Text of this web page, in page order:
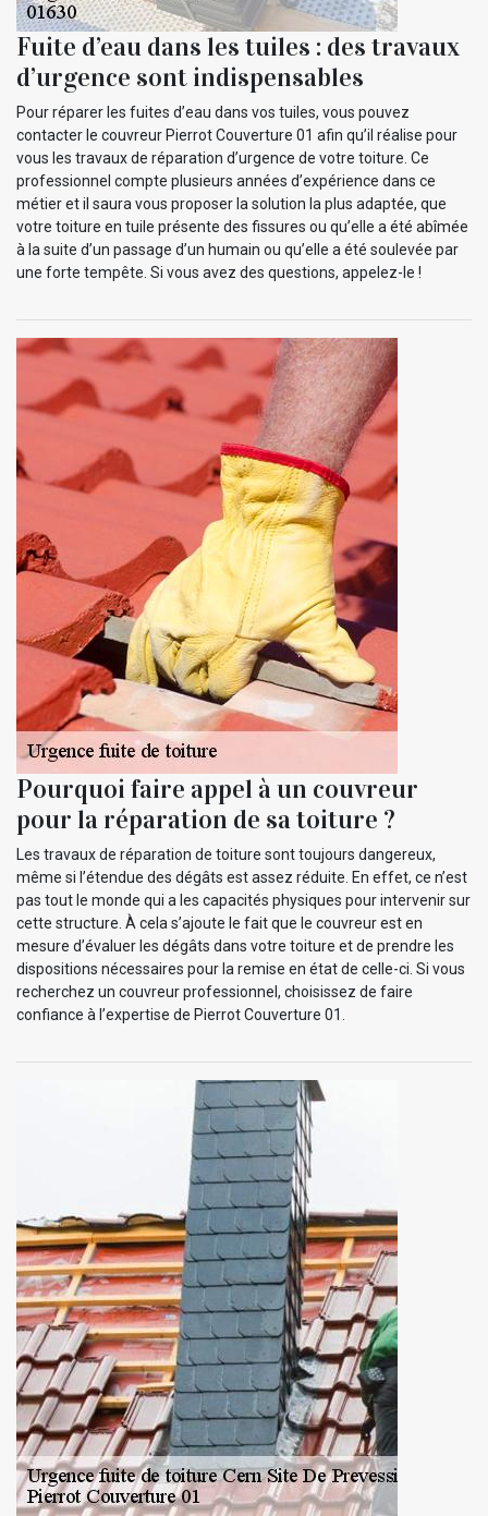
Fuite d’eau dans les tuiles : des travaux
d’urgence sont indispensables
Pour réparer les fuites d’eau dans vos tuiles, vous pouvez
contacter le couvreur Pierrot Couverture 01 afin qu’il réalise pour
vous les travaux de réparation d’urgence de votre toiture. Ce
professionnel compte plusieurs années d’expérience dans ce
métier et il saura vous proposer la solution la plus adaptée, que
votre toiture en tuile présente des fissures ou qu’elle a été abîmée
à la suite d’un passage d’un humain ou qu’elle a été soulevée par
une forte tempête. Si vous avez des questions, appelez-le !
Pourquoi faire appel à un couvreur
pour la réparation de sa toiture ?
Les travaux de réparation de toiture sont toujours dangereux,
même si l’étendue des dégâts est assez réduite. En effet, ce n’est
pas tout le monde qui a les capacités physiques pour intervenir sur
cette structure. À cela s’ajoute le fait que le couvreur est en
mesure d’évaluer les dégâts dans votre toiture et de prendre les
dispositions nécessaires pour la remise en état de celle-ci. Si vous
recherchez un couvreur professionnel, choisissez de faire
confiance à l’expertise de Pierrot Couverture 01.